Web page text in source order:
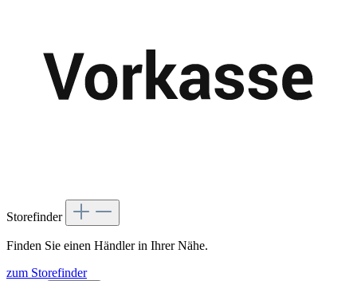
Storefinder
Finden Sie einen Händler in Ihrer Nähe.
zum Storefinder